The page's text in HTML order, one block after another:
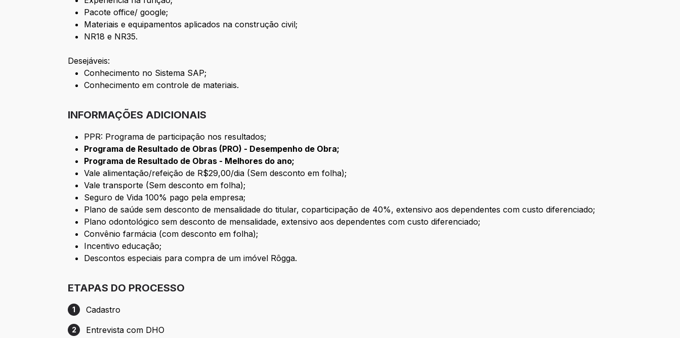
Pacote office/ google;
Materiais e equipamentos aplicados na construção civil;
NR18 e NR35.
Desejáveis:
Conhecimento no Sistema SAP;
Conhecimento em controle de materiais.
INFORMAÇÕES ADICIONAIS
PPR: Programa de participação nos resultados;
Programa de Resultado de Obras (PRO) - Desempenho de Obra;
Programa de Resultado de Obras - Melhores do ano;
Vale alimentação/refeição de R$29,00/dia (Sem desconto em folha);
Vale transporte (Sem desconto em folha);
Seguro de Vida 100% pago pela empresa;
Plano de saúde sem desconto de mensalidade do titular, coparticipação de 40%, extensivo aos dependentes com custo diferenciado;
Plano odontológico sem desconto de mensalidade, extensivo aos dependentes com custo diferenciado;
Convênio farmácia (com desconto em folha);
Incentivo educação;
Descontos especiais para compra de um imóvel Rôgga.
ETAPAS DO PROCESSO
Etapa 1: Cadastro
1 Cadastro
Etapa 2: Entrevista com DHO
2 Entrevista com DHO